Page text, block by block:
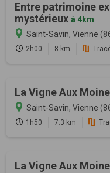
Entre patrimoine
mystérieux à 4km
Saint-Savin, Vienne
2h00 8 km
La Vigne Aux
Saint-Savin, Vienne
1h50 7.3 km
La Vigne Aux